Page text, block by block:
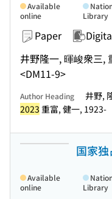
Paper
井野隆一, 暉峻衆三,
<DM11-9>
Available
online
Library
Author Heading 井野,
2023 重富, 健一, 1923-
国家
Available
online
Library